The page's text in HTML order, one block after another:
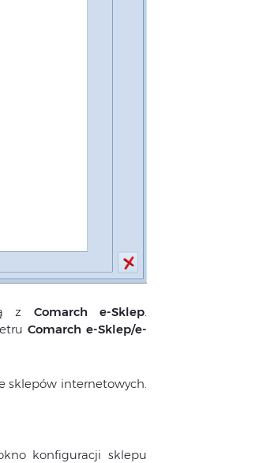
z Comarch e-Sklep.
Comarch e-Sklep/e-
sklepów internetowych.
konfiguracji sklepu